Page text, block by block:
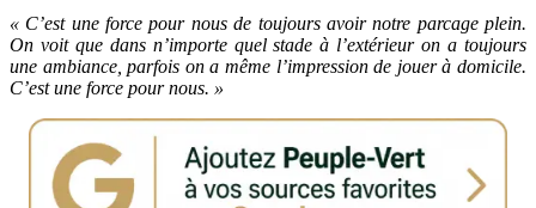
« C’est une force pour nous de toujours avoir notre parcage plein.
On voit que dans n’importe quel stade à l’extérieur on a toujours
une ambiance, parfois on a même l’impression de jouer à domicile.
C’est une force pour nous. »